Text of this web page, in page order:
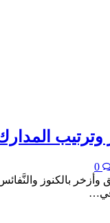
وترتيب
بالكنوز
في…